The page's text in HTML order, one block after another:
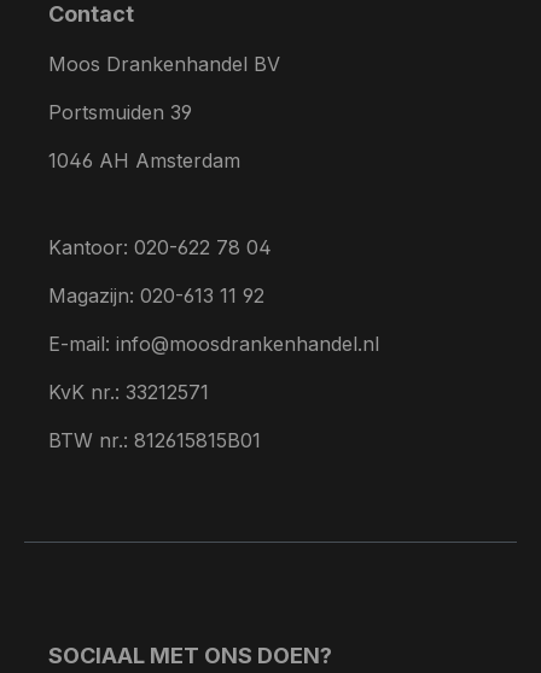
Contact
Moos Drankenhandel BV
Portsmuiden 39
1046 AH Amsterdam
Kantoor: 020-622 78 04
Magazijn: 020-613 11 92
E-mail: info@moosdrankenhandel.nl
KvK nr.: 33212571
BTW nr.: 812615815B01
SOCIAAL MET ONS DOEN?